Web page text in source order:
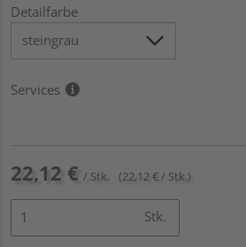
Detailfarbe
Services
22,12 € / Stk. (22,12 € / Stk.)
Stk.